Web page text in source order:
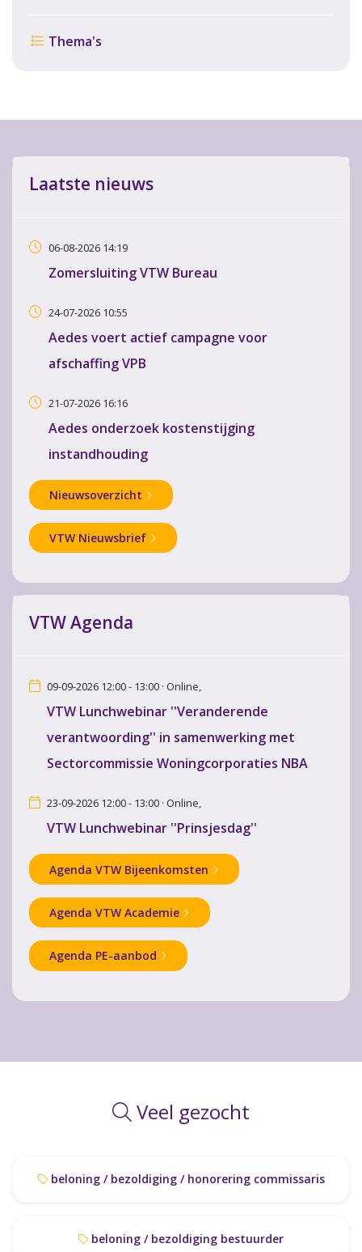
Thema's
Laatste nieuws
06-08-2026 14:19
Zomersluiting VTW Bureau
24-07-2026 10:55
Aedes voert actief campagne voor
afschaffing VPB
21-07-2026 16:16
Aedes onderzoek kostenstijging
instandhouding
Nieuwsoverzicht
VTW Nieuwsbrief
VTW Agenda
09-09-2026 12:00 - 13:00 · Online,
VTW Lunchwebinar ''Veranderende
verantwoording'' in samenwerking met
Sectorcommissie Woningcorporaties NBA
23-09-2026 12:00 - 13:00 · Online,
VTW Lunchwebinar ''Prinsjesdag''
Agenda VTW Bijeenkomsten
Agenda VTW Academie
Agenda PE-aanbod
Veel gezocht
beloning / bezoldiging / honorering commissaris
beloning / bezoldiging bestuurder